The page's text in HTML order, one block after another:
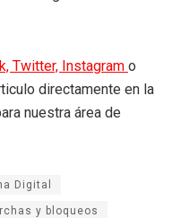
Twitter, Instagram o
directamente en la
nuestra área de
Digital
y bloqueos